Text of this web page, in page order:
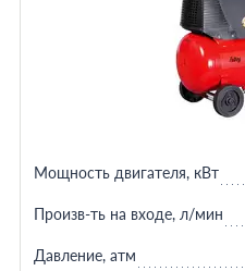
Мощность двигателя, кВт
Произв-ть на входе, л/мин
Давление, атм